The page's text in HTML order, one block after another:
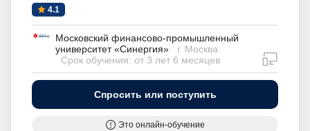
4.1
Московский финансово-промышленный
университет «Синергия»
г. Москва
Срок обучения: от 3 лет 6 месяцев
Спросить или поступить
Это онлайн-обучение